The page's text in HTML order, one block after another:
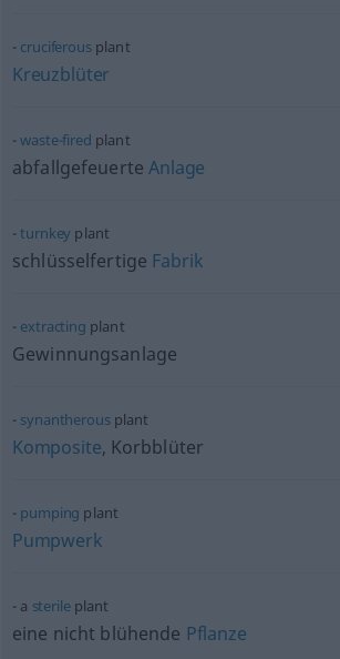
cruciferousplant
Kreuzblüter
waste-fired plant
abfallgefeuerteAnlage
turnkey plant
schlüsselfertige Fabrik
extracting plant
Gewinnungsanlage
synantherousplant
Komposite, Korbblüter
pumping plant
Pumpwerk
a sterileplant
eine nicht blühende Pflanze